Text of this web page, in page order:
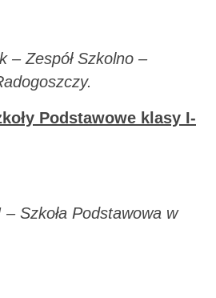
– Zespół Szkolno –
Podstawowe klasy I-
Szkoła Podstawowa w